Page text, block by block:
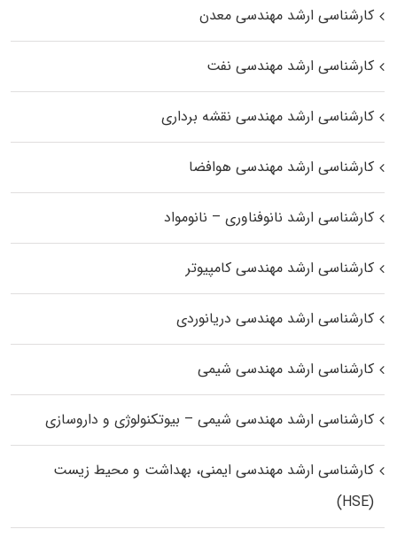
کارشناسی ارشد مهندسی معدن
کارشناسی ارشد مهندسی نفت
کارشناسی ارشد مهندسی نقشه برداری
کارشناسی ارشد مهندسی هوافضا
کارشناسی ارشد نانوفناوری – نانومواد
کارشناسی ارشد مهندسی کامپیوتر
کارشناسی ارشد مهندسی دریانوردی
کارشناسی ارشد مهندسی شیمی
کارشناسی ارشد مهندسی شیمی – بیوتکنولوژی و داروسازی
کارشناسی ارشد مهندسی ایمنی، بهداشت و محیط زیست
(HSE)